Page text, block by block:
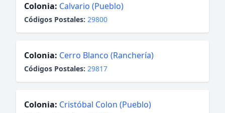
Colonia: Calvario (Pueblo)
Códigos Postales: 29800
Colonia: Cerro Blanco (Ranchería)
Códigos Postales: 29817
Colonia: Cristóbal Colon (Pueblo)